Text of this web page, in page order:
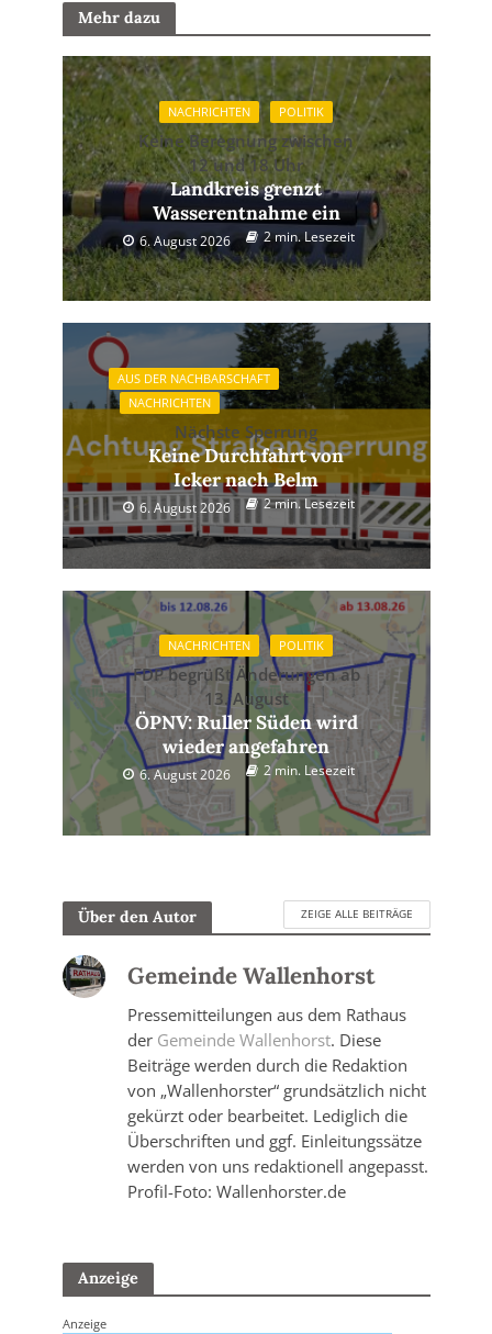
Mehr dazu
NACHRICHTEN POLITIK
Keine Beregnung zwischen
12 und 18 Uhr
Landkreis grenzt
Wasserentnahme ein
6. August 2026 2 min. Lesezeit
AUS DER NACHBARSCHAFT
NACHRICHTEN
Nächste Sperrung
Keine Durchfahrt von
Icker nach Belm
6. August 2026 2 min. Lesezeit
NACHRICHTEN POLITIK
FDP begrüßt Änderungen ab
13. August
ÖPNV: Ruller Süden wird
wieder angefahren
6. August 2026 2 min. Lesezeit
Über den Autor ZEIGE ALLE BEITRÄGE
Gemeinde Wallenhorst
Pressemitteilungen aus dem Rathaus
der Gemeinde Wallenhorst. Diese
Beiträge werden durch die Redaktion
von „Wallenhorster“ grundsätzlich nicht
gekürzt oder bearbeitet. Lediglich die
Überschriften und ggf. Einleitungssätze
werden von uns redaktionell angepasst.
Profil-Foto: Wallenhorster.de
Anzeige
Anzeige